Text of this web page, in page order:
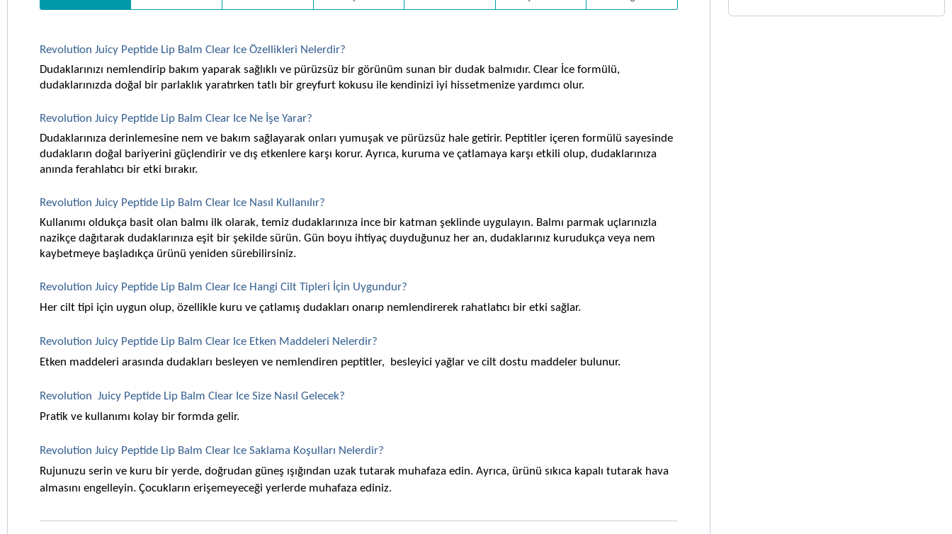
Revolution Juicy Peptide Lip Balm Clear Ice Özellikleri Nelerdir?
Dudaklarınızı nemlendirip bakım yaparak sağlıklı ve pürüzsüz bir görünüm sunan bir dudak balmıdır. Clear İce formülü,
dudaklarınızda doğal bir parlaklık yaratırken tatlı bir greyfurt kokusu ile kendinizi iyi hissetmenize yardımcı olur.
Revolution Juicy Peptide Lip Balm Clear Ice Ne İşe Yarar?
Dudaklarınıza derinlemesine nem ve bakım sağlayarak onları yumuşak ve pürüzsüz hale getirir. Peptitler içeren formülü sayesinde
dudakların doğal bariyerini güçlendirir ve dış etkenlere karşı korur. Ayrıca, kuruma ve çatlamaya karşı etkili olup, dudaklarınıza
anında ferahlatıcı bir etki bırakır.
Revolution Juicy Peptide Lip Balm Clear Ice Nasıl Kullanılır?
Kullanımı oldukça basit olan balmı ilk olarak, temiz dudaklarınıza ince bir katman şeklinde uygulayın. Balmı parmak uçlarınızla
nazikçe dağıtarak dudaklarınıza eşit bir şekilde sürün. Gün boyu ihtiyaç duyduğunuz her an, dudaklarınız kurudukça veya nem
kaybetmeye başladıkça ürünü yeniden sürebilirsiniz.
Revolution Juicy Peptide Lip Balm Clear Ice Hangi Cilt Tipleri İçin Uygundur?
Her cilt tipi için uygun olup, özellikle kuru ve çatlamış dudakları onarıp nemlendirerek rahatlatıcı bir etki sağlar.
Revolution Juicy Peptide Lip Balm Clear Ice Etken Maddeleri Nelerdir?
Etken maddeleri arasında dudakları besleyen ve nemlendiren peptitler,  besleyici yağlar ve cilt dostu maddeler bulunur.
Revolution  Juicy Peptide Lip Balm Clear Ice Size Nasıl Gelecek?
Pratik ve kullanımı kolay bir formda gelir.
Revolution Juicy Peptide Lip Balm Clear Ice Saklama Koşulları Nelerdir?
Rujunuzu serin ve kuru bir yerde, doğrudan güneş ışığından uzak tutarak muhafaza edin. Ayrıca, ürünü sıkıca kapalı tutarak hava
almasını engelleyin. Çocukların erişemeyeceği yerlerde muhafaza ediniz.